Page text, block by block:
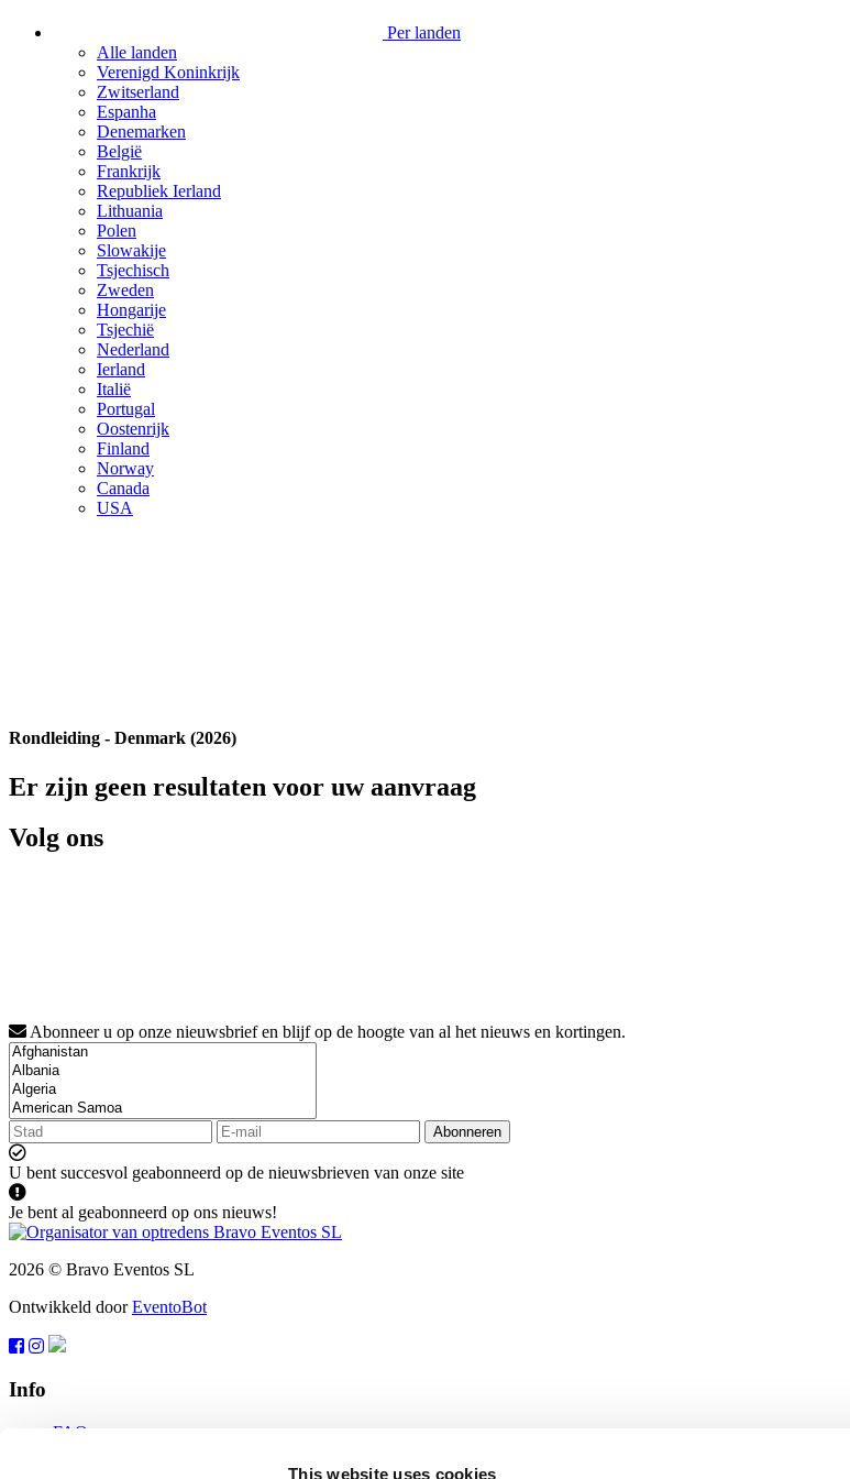
This website uses cookies
Per landen
Alle landen
Verenigd Koninkrijk
Zwitserland
Espanha
Denemarken
België
Frankrijk
Republiek Ierland
Lithuania
Polen
Slowakije
Tsjechisch
Zweden
Hongarije
Tsjechië
Nederland
Ierland
Italië
Portugal
Oostenrijk
Finland
Norway
Canada
USA
Rondleiding - Denmark (2026)
Er zijn geen resultaten voor uw aanvraag
Volg ons
Abonneer u op onze nieuwsbrief en blijf op de hoogte van al het nieuws en kortingen.
Abonneren
U bent succesvol geabonneerd op de nieuwsbrieven van onze site
Je bent al geabonneerd op ons nieuws!
2026 © Bravo Eventos SL
Ontwikkeld doorEventoBot
Info
FAQ